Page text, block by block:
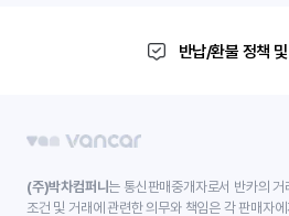
반납/환불 정책
(주)박차컴퍼니는 통신판매중개자로서 반카의
조건 및 거래에 관련한 의무와 책임은 각 판매자